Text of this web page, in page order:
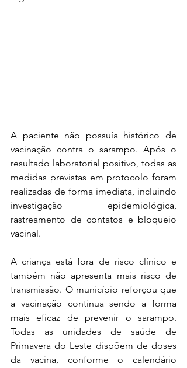
A paciente não possuía histórico de
vacinação contra o sarampo. Após o
resultado laboratorial positivo, todas as
medidas previstas em protocolo foram
realizadas de forma imediata, incluindo
investigação epidemiológica,
rastreamento de contatos e bloqueio
vacinal.
A criança está fora de risco clínico e
também não apresenta mais risco de
transmissão. O município reforçou que
a vacinação continua sendo a forma
mais eficaz de prevenir o sarampo.
Todas as unidades de saúde de
Primavera do Leste dispõem de doses
da vacina, conforme o calendário